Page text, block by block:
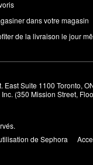
dans votre magasin
de la livraison le jour
Suite 1100 Toronto,
(350 Mission Street,
de Sephora